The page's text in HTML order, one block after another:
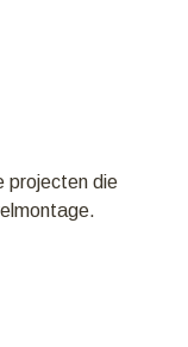
projecten die